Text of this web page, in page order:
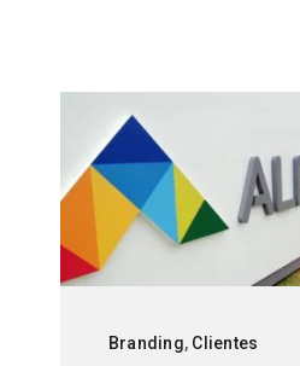
Branding, Clientes